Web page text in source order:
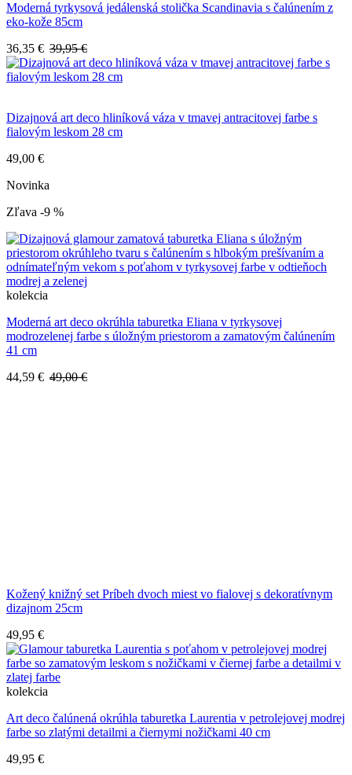
Moderná tyrkysová jedálenská stolička Scandinavia s čalúnením z
eko-kože 85cm
36,35 € 39,95 €
Dizajnová art deco hliníková váza v tmavej antracitovej farbe s
fialovým leskom 28 cm
49,00 €
Novinka
Zľava -9 %
kolekcia
Moderná art deco okrúhla taburetka Eliana v tyrkysovej
modrozelenej farbe s úložným priestorom a zamatovým čalúnením
41 cm
44,59 € 49,00 €
Kožený knižný set Príbeh dvoch miest vo fialovej s dekoratívnym
dizajnom 25cm
49,95 €
kolekcia
Art deco čalúnená okrúhla taburetka Laurentia v petrolejovej modrej
farbe so zlatými detailmi a čiernymi nožičkami 40 cm
49,95 €